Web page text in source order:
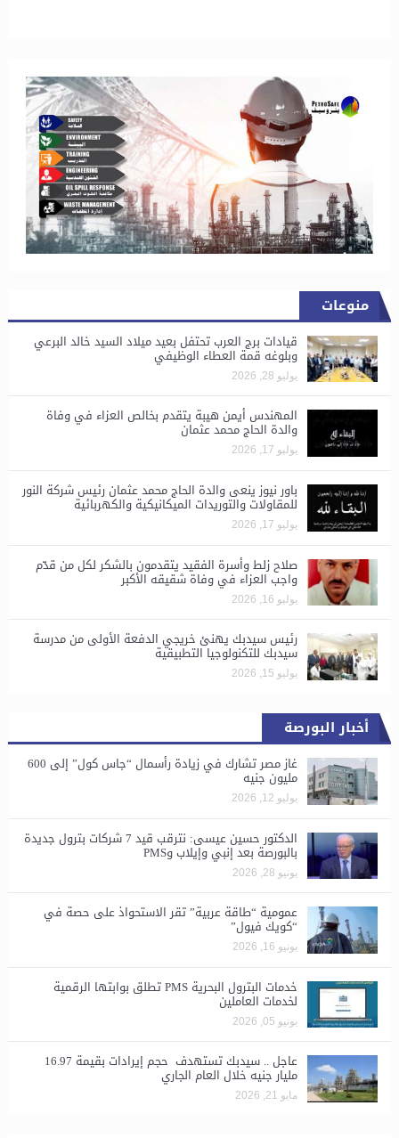
منوعات
قيادات برج العرب تحتفل بعيد ميلاد السيد خالد البرعي
وبلوغه قمة العطاء الوظيفي
يوليو 28, 2026
المهندس أيمن هيبة يتقدم بخالص العزاء في وفاة
والدة الحاج محمد عثمان
يوليو 17, 2026
باور نيوز ينعى والدة الحاج محمد عثمان رئيس شركة النور
للمقاولات والتوريدات الميكانيكية والكهربائية
يوليو 17, 2026
صلاح زلط وأسرة الفقيد يتقدمون بالشكر لكل من قدّم
واجب العزاء في وفاة شقيقه الأكبر
يوليو 16, 2026
رئيس سيدبك يهنئ خريجي الدفعة الأولى من مدرسة
سيدبك للتكنولوجيا التطبيقية
يوليو 15, 2026
أخبار البورصة
غاز مصر تشارك في زيادة رأسمال “جاس كول” إلى 600
مليون جنيه
يوليو 12, 2026
الدكتور حسين عيسى: نترقب قيد 7 شركات بترول جديدة
بالبورصة بعد إنبي وإيلاب وPMS
يونيو 28, 2026
​عمومية “طاقة عربية” تقر الاستحواذ على حصة في
“كويك فيول”
يونيو 16, 2026
خدمات البترول البحرية PMS تطلق بوابتها الرقمية
لخدمات العاملين
يونيو 05, 2026
عاجل .. سيدبك تستهدف حجم إيرادات بقيمة 16.97
مليار جنيه خلال العام الجاري
مايو 21, 2026